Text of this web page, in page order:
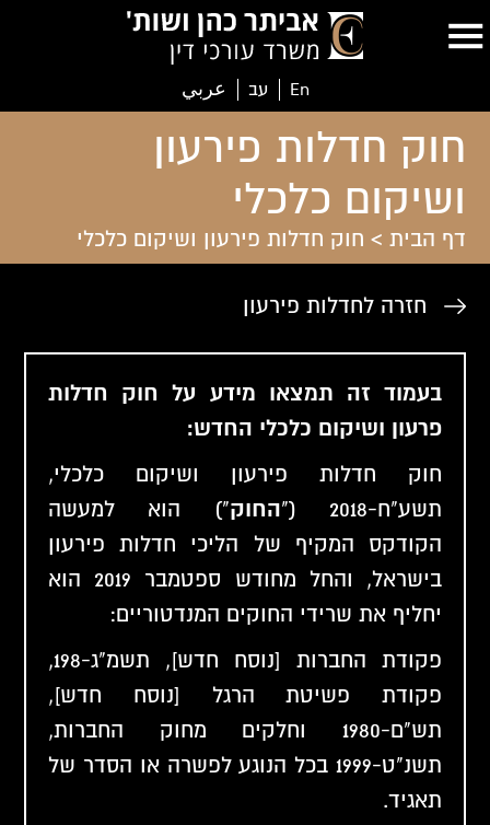
En עב عربي
חוק חדלות פירעון
ושיקום כלכלי
דף הבית > חוק חדלות פירעון ושיקום כלכלי
חזרה לחדלות פירעון
בעמוד זה תמצאו מידע על חוק חדלות
פרעון ושיקום כלכלי החדש:
חוק חדלות פירעון ושיקום כלכלי,
תשע"ח-2018 ("
החוק") הוא למעשה
הקודקס המקיף של הליכי חדלות פירעון
בישראל, והחל מחודש ספטמבר 2019 הוא
יחליף את שרידי החוקים המנדטוריים:
פקודת החברות [נוסח חדש], תשמ"ג-198,
פקודת פשיטת הרגל [נוסח חדש],
תש"ם-1980 וחלקים מחוק החברות,
תשנ"ט-1999 בכל הנוגע לפשרה או הסדר של
תאגיד.